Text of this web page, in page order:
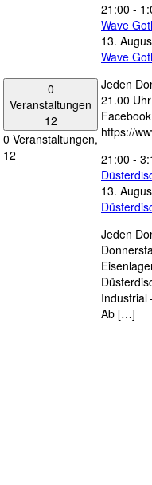
0
Veranstaltungen
12
0 Veranstaltungen,
12
21:00 -
Wave
13.
Wave
Jeden
21.00
https://
21:00 -
13.
Jeden
Industrial
Ab […]